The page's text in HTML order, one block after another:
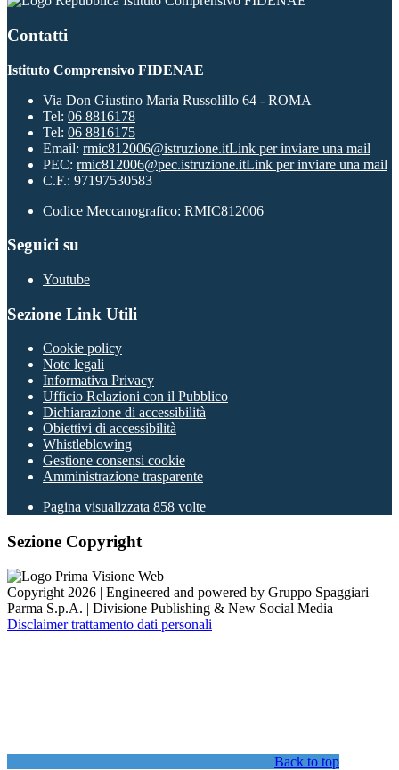
Contatti
Istituto Comprensivo FIDENAE
Via Don Giustino Maria Russolillo 64 - ROMA
Tel: 06 8816178
Tel: 06 8816175
Email: rmic812006@istruzione.itLink per inviare una mail
PEC: rmic812006@pec.istruzione.itLink per inviare una mail
C.F.: 97197530583
Codice Meccanografico: RMIC812006
Seguici su
Youtube
Sezione Link Utili
Cookie policy
Note legali
Informativa Privacy
Ufficio Relazioni con il Pubblico
Dichiarazione di accessibilità
Obiettivi di accessibilità
Whistleblowing
Gestione consensi cookie
Amministrazione trasparente
Pagina visualizzata 858 volte
Sezione Copyright
Copyright 2026 | Engineered and powered by Gruppo Spaggiari
Parma S.p.A. | Divisione Publishing & New Social Media
Disclaimer trattamento dati personali
Back to top